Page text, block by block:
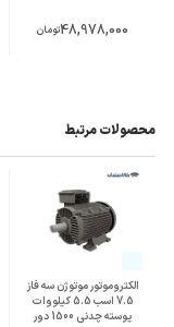
48,978,000تومان
محصولات مرتبط
الکتروموتور موتوژن سه فاز
7.5 اسب 5.5 کیلووات
پوسته چدنی 1500 دور